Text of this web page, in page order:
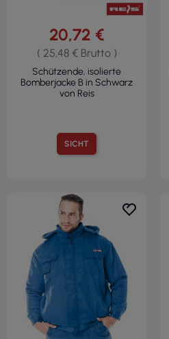
SICHT
20,72 €
( 25,48 € Brutto )
Schützende, isolierte
Bomberjacke B in Schwarz
von Reis